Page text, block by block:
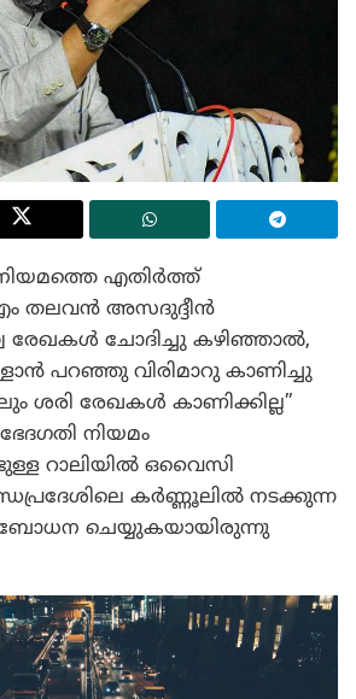
എതിർത്ത്
അസദുദ്ദീൻ
രേഖകൾ ചോദിച്ചു കഴിഞ്ഞാൽ,
പറഞ്ഞു വിരിമാറു കാണിച്ചു
ശരി രേഖകൾ കാണിക്കില്ല”
നിയമം
റാലിയിൽ ഒവൈസി
കർണ്ണൂലിൽ നടക്കുന്ന
ചെയ്യുകയായിരുന്നു